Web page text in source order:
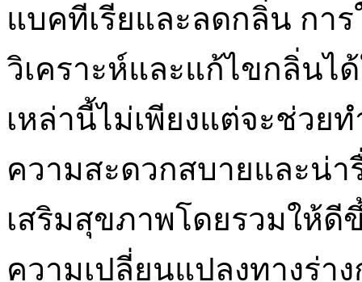
แบคทีเรียและลดกลิ่น กา
วิเคราะห์และแก้ไขกลิ่นไ
เหล่านี้ไม่เพียงแต่จะช่วย
ความสะดวกสบายและน่
เสริมสุขภาพโดยรวมให้ดี
ความเปลี่ยนแปลงทางร่า